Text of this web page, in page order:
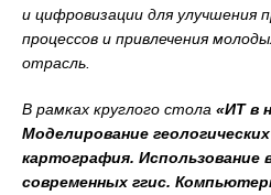
и цифровизации для улучшения
процессов и привлечения
отрасль.
В рамках круглого стола «ИТ в
Моделирование
картография. Использование
современных ггис.